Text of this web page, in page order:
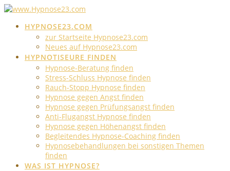
Skip
contentHYPNOSE23.COM
zur Startseite Hypnose23.com
Neues auf Hypnose23.com
HYPNOTISEURE FINDEN
Hypnose-Beratung finden
Stress-Schluss Hypnose finden
Rauch-Stopp Hypnose finden
Hypnose gegen Angst finden
Hypnose gegen Prüfungsangst finden
Anti-Flugangst Hypnose finden
Hypnose gegen Höhenangst finden
Begleitendes Hypnose-Coaching finden
Hypnosebehandlungen bei sonstigen Themen
finden
WAS IST HYPNOSE?